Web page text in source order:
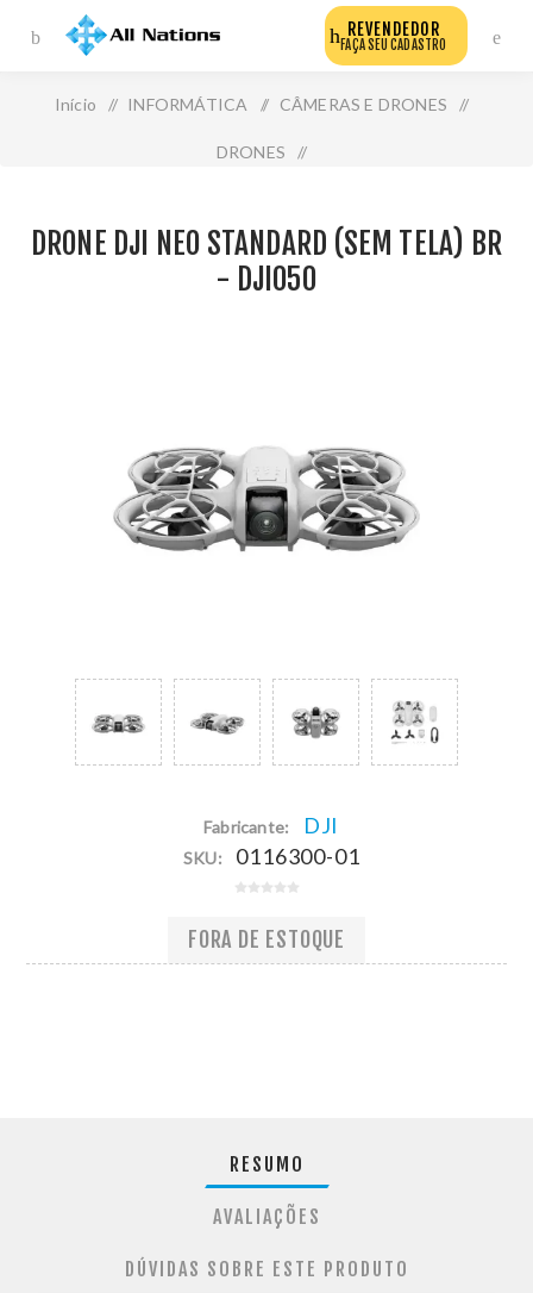
REVENDEDOR
FAÇA SEU CADASTRO
Início / INFORMÁTICA / CÂMERAS E DRONES /
DRONES /
DRONE DJI NEO STANDARD (SEM TELA) BR
- DJI050
Fabricante: DJI
SKU: 0116300-01
FORA DE ESTOQUE
RESUMO
AVALIAÇÕES
DÚVIDAS SOBRE ESTE PRODUTO